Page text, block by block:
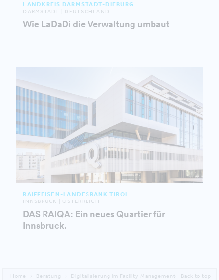
LANDKREIS DARMSTADT-DIEBURG
DARMSTADT | DEUTSCHLAND
Wie LaDaDi die Verwaltung umbaut
RAIFFEISEN-LANDESBANK TIROL
INNSBRUCK | ÖSTERREICH
DAS RAIQA: Ein neues Quartier für
Innsbruck.
Home Beratung Digitalisierung im Facility Management Back to top